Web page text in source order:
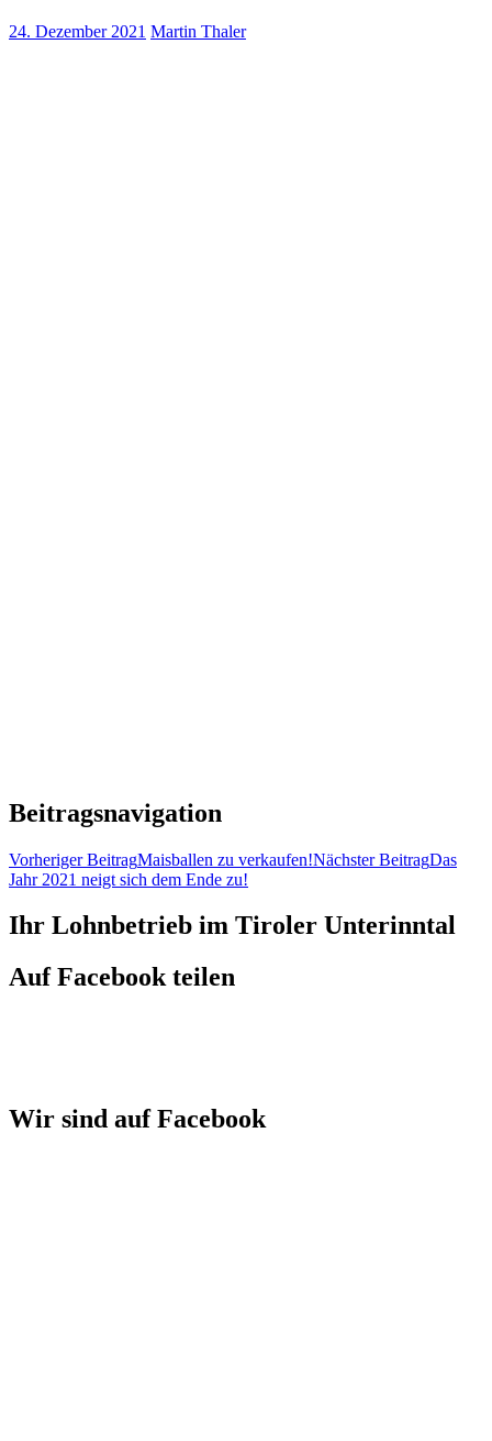
24. Dezember 2021 Martin Thaler
Beitragsnavigation
Vorheriger BeitragMaisballen zu verkaufen!Nächster BeitragDas
Jahr 2021 neigt sich dem Ende zu!
Ihr Lohnbetrieb im Tiroler Unterinntal
Auf Facebook teilen
Wir sind auf Facebook